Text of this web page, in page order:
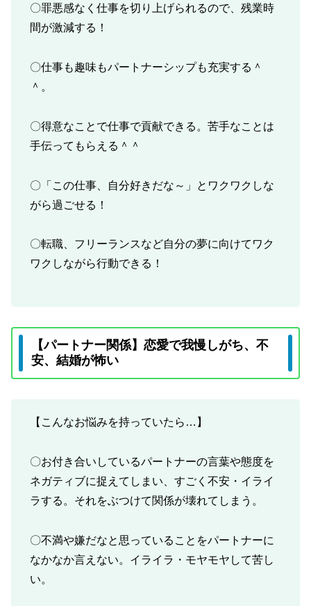
〇罪悪感なく仕事を切り上げられるので、残業時
間が激減する！
〇仕事も趣味もパートナーシップも充実する＾
＾。
〇得意なことで仕事で貢献できる。苦手なことは
手伝ってもらえる＾＾
〇「この仕事、自分好きだな～」とワクワクしな
がら過ごせる！
〇転職、フリーランスなど自分の夢に向けてワク
ワクしながら行動できる！
【パートナー関係】恋愛で我慢しがち、不
安、結婚が怖い
【こんなお悩みを持っていたら…】
〇お付き合いしているパートナーの言葉や態度を
ネガティブに捉えてしまい、すごく不安・イライ
ラする。それをぶつけて関係が壊れてしまう。
〇不満や嫌だなと思っていることをパートナーに
なかなか言えない。イライラ・モヤモヤして苦し
い。